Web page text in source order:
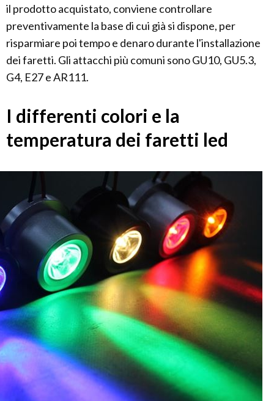
il prodotto acquistato, conviene controllare
preventivamente la base di cui già si dispone, per
risparmiare poi tempo e denaro durante l'installazione
dei faretti. Gli attacchi più comuni sono GU10, GU5.3,
G4, E27 e AR111.
I differenti colori e la
temperatura dei faretti led